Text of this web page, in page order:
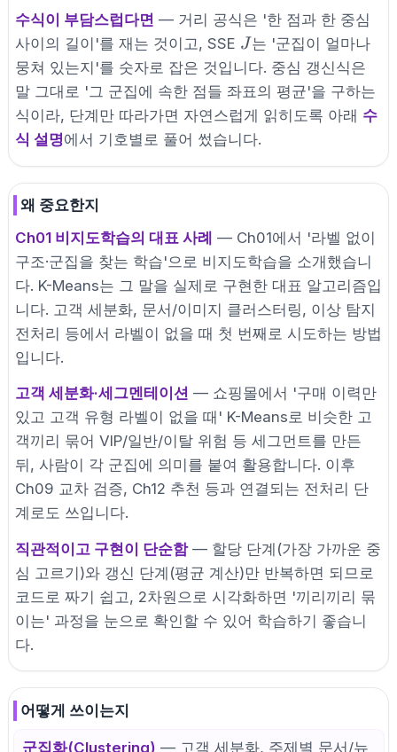
수식이 부담스럽다면 — 거리 공식은 '한 점과 한 중심
사이의 길이'를 재는 것이고, SSE J
J는 '군집이 얼마나
뭉쳐 있는지'를 숫자로 잡은 것입니다. 중심 갱신식은
말 그대로 '그 군집에 속한 점들 좌표의 평균'을 구하는
식이라, 단계만 따라가면 자연스럽게 읽히도록 아래 수
식 설명에서 기호별로 풀어 썼습니다.
왜 중요한지
Ch01 비지도학습의 대표 사례 — Ch01에서 '라벨 없이
구조·군집을 찾는 학습'으로 비지도학습을 소개했습니
다. K-Means는 그 말을 실제로 구현한 대표 알고리즘입
니다. 고객 세분화, 문서/이미지 클러스터링, 이상 탐지
전처리 등에서 라벨이 없을 때 첫 번째로 시도하는 방법
입니다.
고객 세분화·세그멘테이션 — 쇼핑몰에서 '구매 이력만
있고 고객 유형 라벨이 없을 때' K-Means로 비슷한 고
객끼리 묶어 VIP/일반/이탈 위험 등 세그먼트를 만든
뒤, 사람이 각 군집에 의미를 붙여 활용합니다. 이후
Ch09 교차 검증, Ch12 추천 등과 연결되는 전처리 단
계로도 쓰입니다.
직관적이고 구현이 단순함— 할당 단계(가장 가까운 중
심 고르기)와 갱신 단계(평균 계산)만 반복하면 되므로
코드로 짜기 쉽고, 2차원으로 시각화하면 '끼리끼리 묶
이는' 과정을 눈으로 확인할 수 있어 학습하기 좋습니
다.
어떻게 쓰이는지
군집화(Clustering) — 고객 세분화, 주제별 문서/뉴